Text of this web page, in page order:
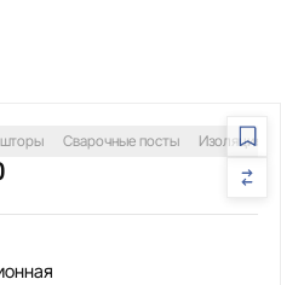
Сварочные посты Изоляция